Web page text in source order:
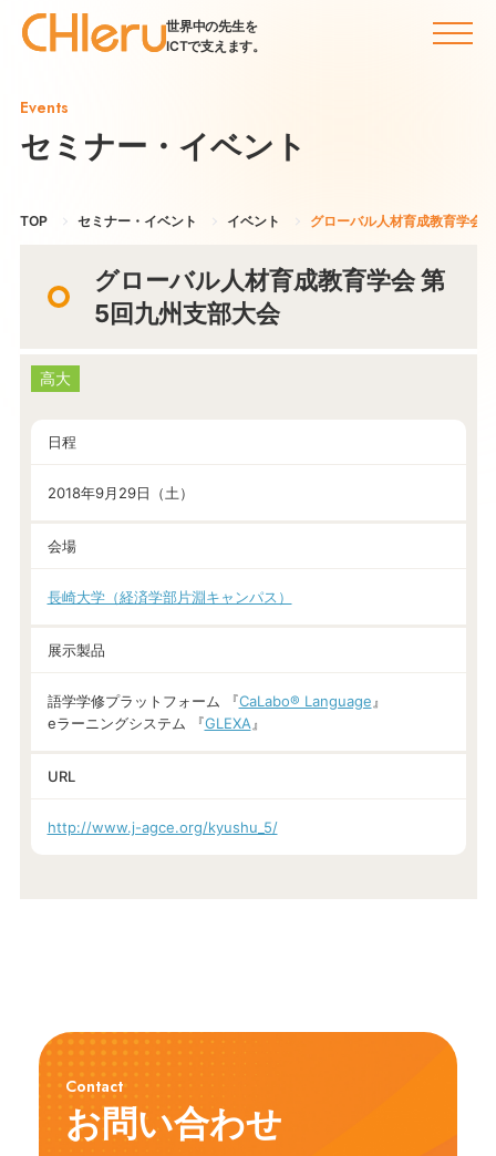
世界中の先生を
ICTで支えます。
Events
セミナー・イベント
TOP セミナー・イベント イベント グローバル人材育成教育学会
グローバル人材育成教育学会 第
5回九州支部大会
高大
日程
2018年9月29日（土）
会場
長崎大学（経済学部片淵キャンパス）
展示製品
語学学修プラットフォーム 『CaLabo® Language 』
eラーニングシステム 『GLEXA 』
URL
http://www.j-agce.org/kyushu_5/
Contact
お問い合わせ